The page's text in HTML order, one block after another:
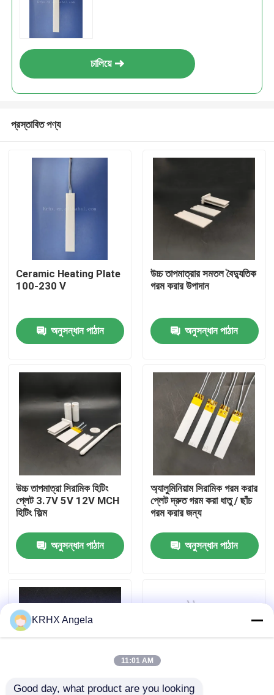
বাড়ি
ভিডিও
আমাদের সম্পর্কে
কারখানা ভ্রমণ
যোগাযোগ করুন
উদ্ধৃতির জন্য আবেদন
চালিয়ে
প্রস্তাবিত পণ্য
Ceramic Heating Plate
100-230 V
অনুসন্ধান পাঠান
উচ্চ তাপমাত্রার সমতল বৈদ্যুতিক
গরম করার উপাদান
অনুসন্ধান পাঠান
উচ্চ তাপমাত্রা সিরামিক হিটিং
প্লেট 3.7V 5V 12V MCH
হিটিং ফিল্ম
অনুসন্ধান পাঠান
অ্যালুমিনিয়াম সিরামিক গরম করার
প্লেট দ্রুত গরম করা ধাতু / ছাঁচ
গরম করার জন্য
অনুসন্ধান পাঠান
KRHX Angela
11:01 AM
Good day, what product are you looking